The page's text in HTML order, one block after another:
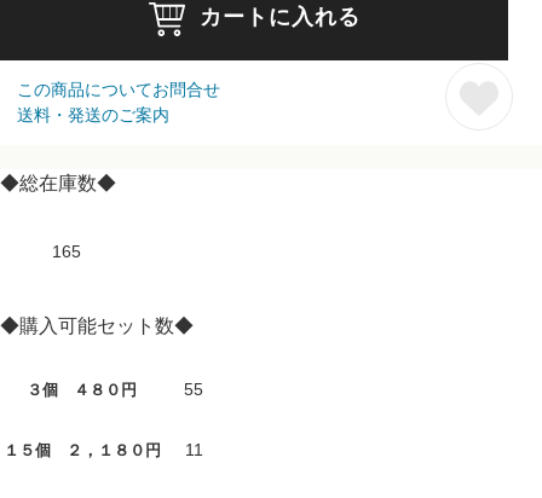
カートに入れる
この商品についてお問合せ
送料・発送のご案内
◆総在庫数◆
165
◆購入可能セット数◆
３個 ４８０円 55
１５個 ２，１８０円 11